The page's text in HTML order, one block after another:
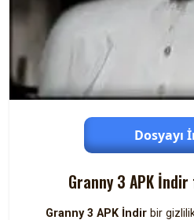
Dosyayı
Granny 3 APK
Granny 3 APK İndirbir